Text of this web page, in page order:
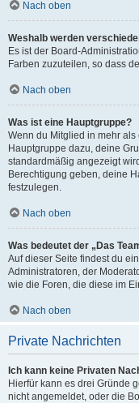
Nach oben
Weshalb werden
Es ist der Board-
Farben zuzuteilen, so dass
Nach oben
Was ist eine Hauptgruppe?
Wenn du Mitglied in mehr
Hauptgruppe dazu, deine
standardmäßig angezeigt
Berechtigung geben, deine
festzulegen.
Nach oben
Was bedeutet der „Das
Auf dieser Seite findest du
Administratoren, der
wie die Foren, die diese im
Nach oben
Private Nachrichten
Ich kann keine Privaten
Hierfür kann es drei Gründe
nicht angemeldet, oder die